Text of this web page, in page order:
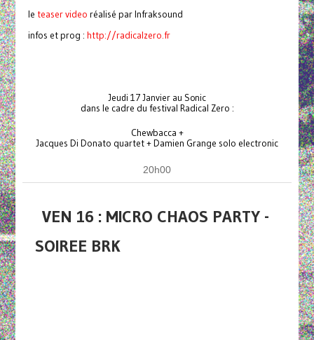
le teaser video réalisé par Infraksound
infos et prog : http://radicalzero.fr
Jeudi 17 Janvier au Sonic
dans le cadre du festival Radical Zero :
Chewbacca +
Jacques Di Donato quartet + Damien Grange solo electronic
20h00
VEN 16 : MICRO CHAOS PARTY -
SOIREE BRK